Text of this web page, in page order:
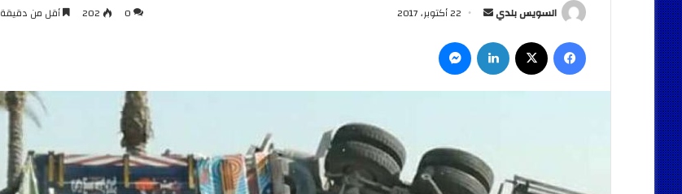
السويس بلدي
أرسل
إلكترونيا
22 أكتوبر، 2017 0
202 أقل من دقيقة
فيسبوك لينكدإن